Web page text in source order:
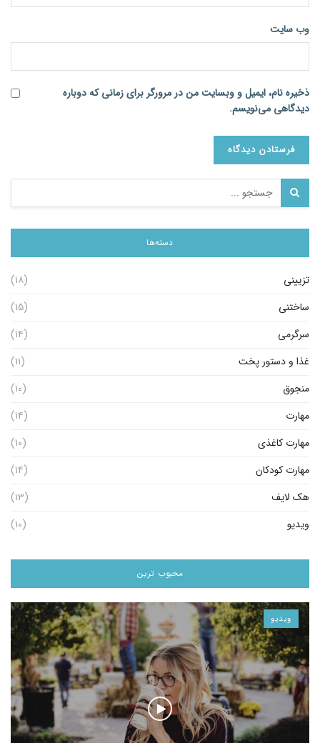
وب‌ سایت
ذخیره نام، ایمیل و وبسایت من در مرورگر برای زمانی که دوباره
دیدگاهی می‌نویسم.
دسته‌ها
تزیینی
(۱۸)
ساختنی
(۱۵)
سرگرمی
(۱۴)
غذا و دستور پخت
(۱۱)
منجوق
(۱۰)
مهارت
(۱۴)
مهارت کاغذی
(۱۰)
مهارت کودکان
(۱۴)
هک لایف
(۱۳)
ویدیو
(۱۰)
محبوب ترین
ویدیو